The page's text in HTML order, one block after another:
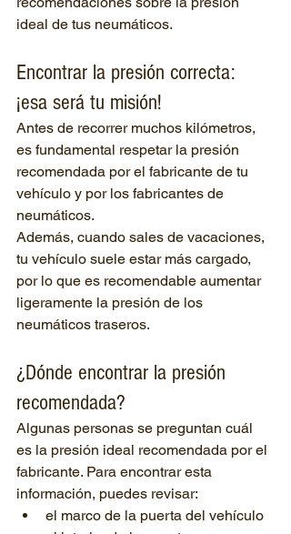
ideal de tus neumáticos.
Encontrar la presión correcta:
¡esa será tu misión!
Antes de recorrer muchos kilómetros,
es fundamental respetar la presión
recomendada por el fabricante de tu
vehículo y por los fabricantes de
neumáticos.
Además, cuando sales de vacaciones,
tu vehículo suele estar más cargado,
por lo que es recomendable aumentar
ligeramente la presión de los
neumáticos traseros.
¿Dónde encontrar la presión
recomendada?
Algunas personas se preguntan cuál
es la presión ideal recomendada por el
fabricante. Para encontrar esta
información, puedes revisar:
el marco de la puerta del vehículo